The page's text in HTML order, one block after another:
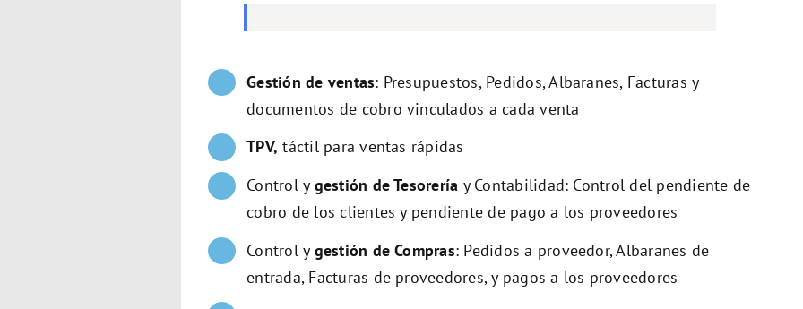
Gestión de ventas: Presupuestos, Pedidos, Albaranes, Facturas y
documentos de cobro vinculados a cada venta
TPV, táctil para ventas rápidas
Control y gestión de Tesorería y Contabilidad: Control del pendiente de
cobro de los clientes y pendiente de pago a los proveedores
Control y gestión de Compras: Pedidos a proveedor, Albaranes de
entrada, Facturas de proveedores, y pagos a los proveedores